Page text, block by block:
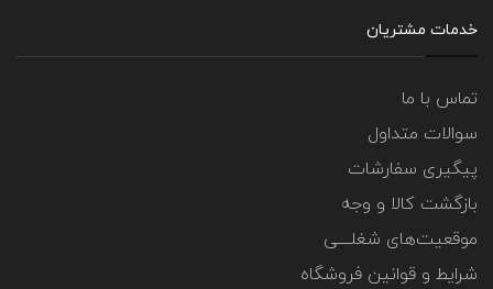
خدمات مشتریان
تماس با ما
سوالات متداول
پیگیری سفارشات
بازگشت کالا و وجه
موقعیت‌های شغلــــی
شرایط و قوانین فروشگاه